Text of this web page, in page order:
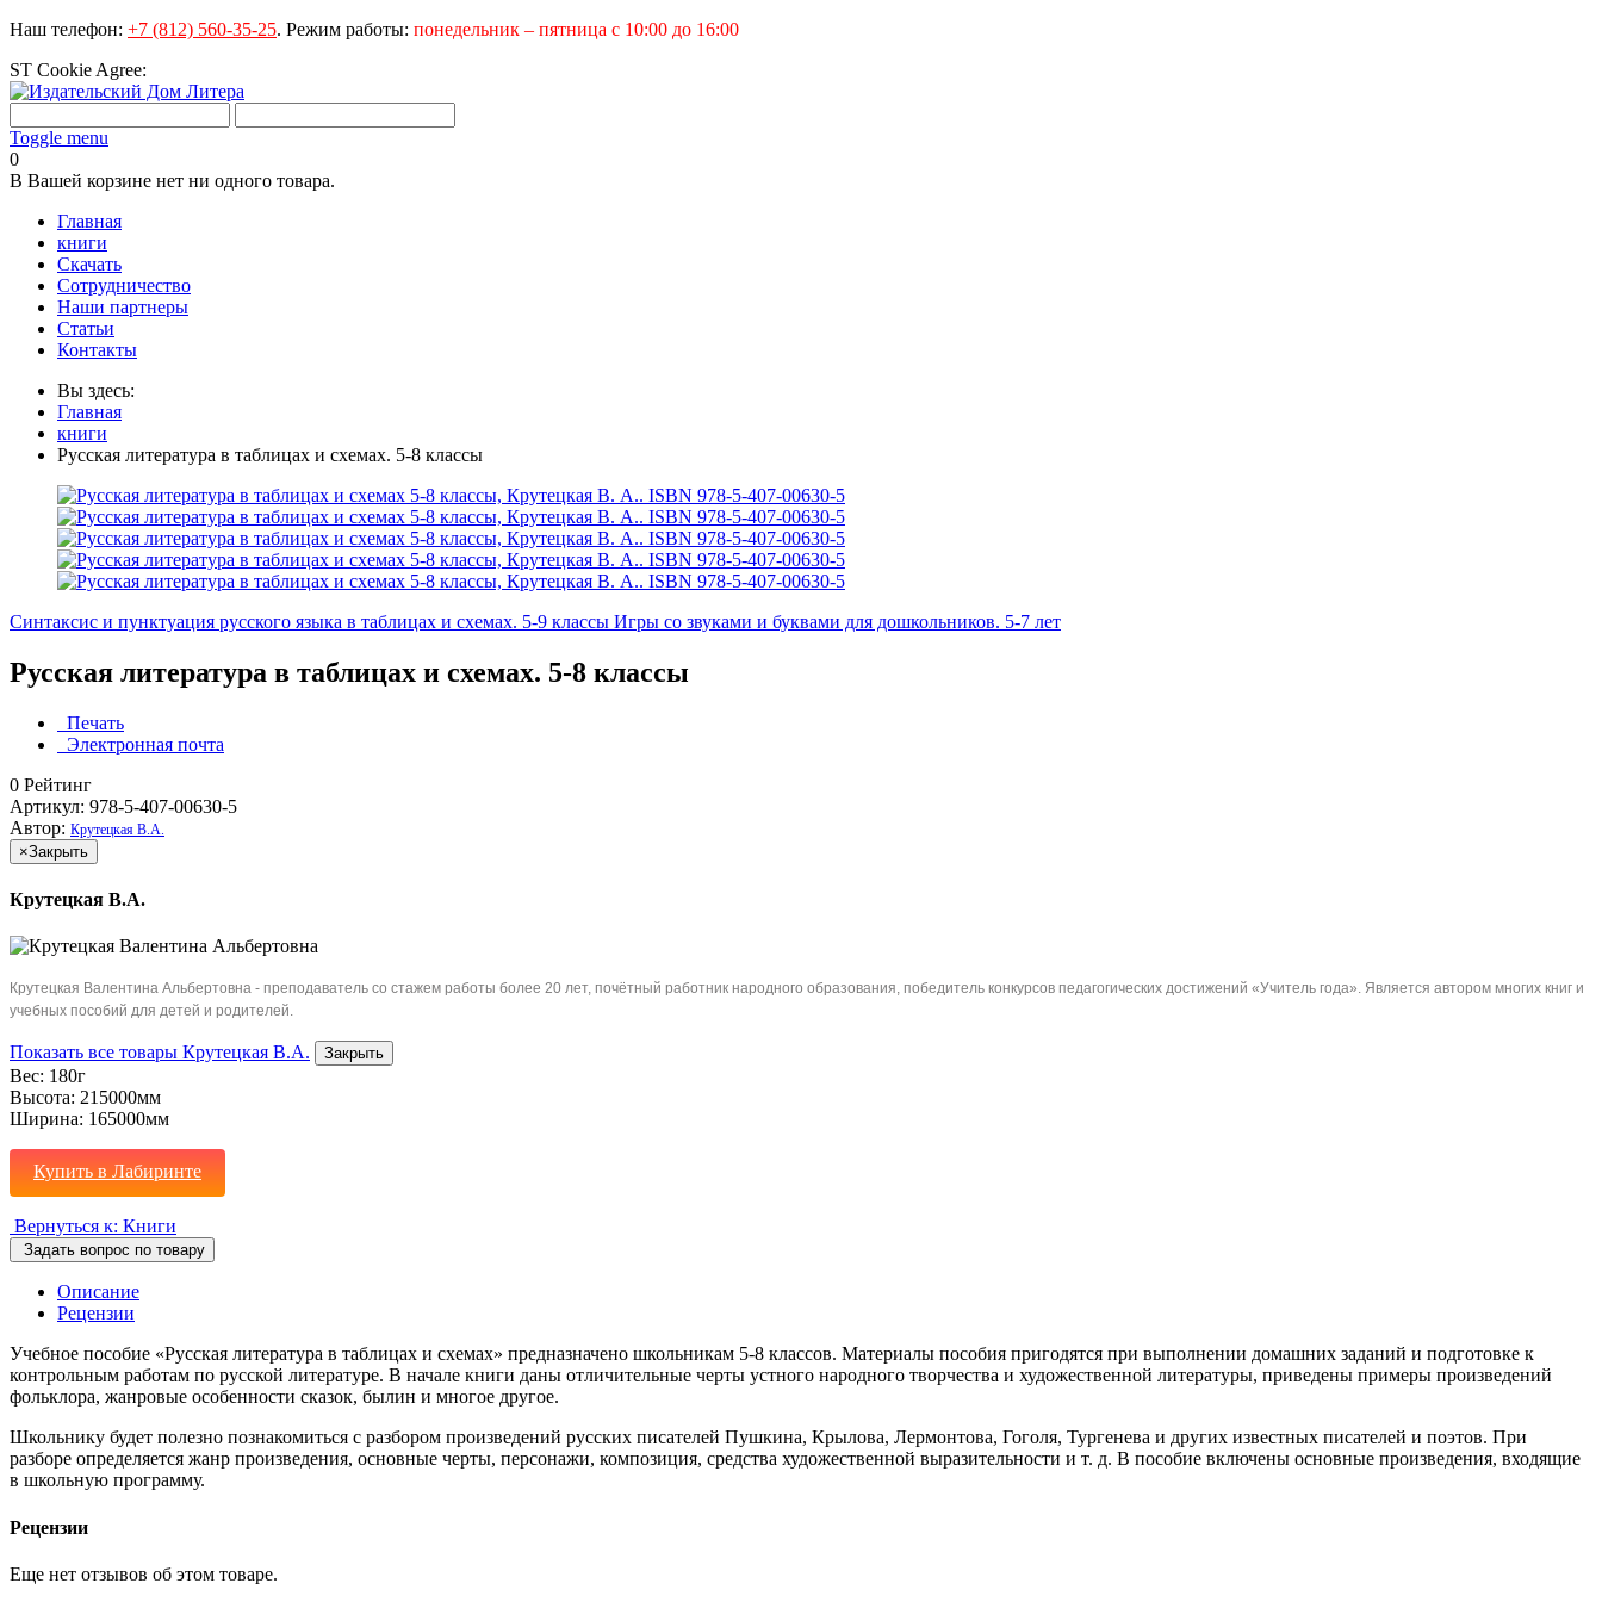
Наш телефон: +7 (812) 560-35-25. Режим работы: понедельник – пятница с 10:00 до 16:00
ST Cookie Agree:
Toggle menu
0
В Вашей корзине нет ни одного товара.
Главная
книги
Скачать
Сотрудничество
Наши партнеры
Статьи
Контакты
Вы здесь:
Главная
книги
Русская литература в таблицах и схемах. 5-8 классы
Синтаксис и пунктуация русского языка в таблицах и схемах. 5-9 классы Игры со звуками и буквами для дошкольников. 5-7 лет
Русская литература в таблицах и схемах. 5-8 классы
Печать
Электронная почта
0 Рейтинг
Артикул: 978-5-407-00630-5
Автор: Крутецкая В.А.
×Закрыть
Крутецкая В.А.
Крутецкая Валентина Альбертовна - преподаватель со стажем работы более 20 лет, почётный работник народного образования, победитель конкурсов педагогических достижений «Учитель года». Является автором многих книг и
учебных пособий для детей и родителей.
Показать все товары Крутецкая В.А. Закрыть
Вес: 180г
Высота: 215000мм
Ширина: 165000мм
Купить в Лабиринте
Вернуться к: Книги
Задать вопрос по товару
Описание
Рецензии
Учебное пособие «Русская литература в таблицах и схемах» предназначено школьникам 5-8 классов. Материалы пособия пригодятся при выполнении домашних заданий и подготовке к
контрольным работам по русской литературе. В начале книги даны отличительные черты устного народного творчества и художественной литературы, приведены примеры произведений
фольклора, жанровые особенности сказок, былин и многое другое.
Школьнику будет полезно познакомиться с разбором произведений русских писателей Пушкина, Крылова, Лермонтова, Гоголя, Тургенева и других известных писателей и поэтов. При
разборе определяется жанр произведения, основные черты, персонажи, композиция, средства художественной выразительности и т. д. В пособие включены основные произведения, входящие
в школьную программу.
Рецензии
Еще нет отзывов об этом товаре.